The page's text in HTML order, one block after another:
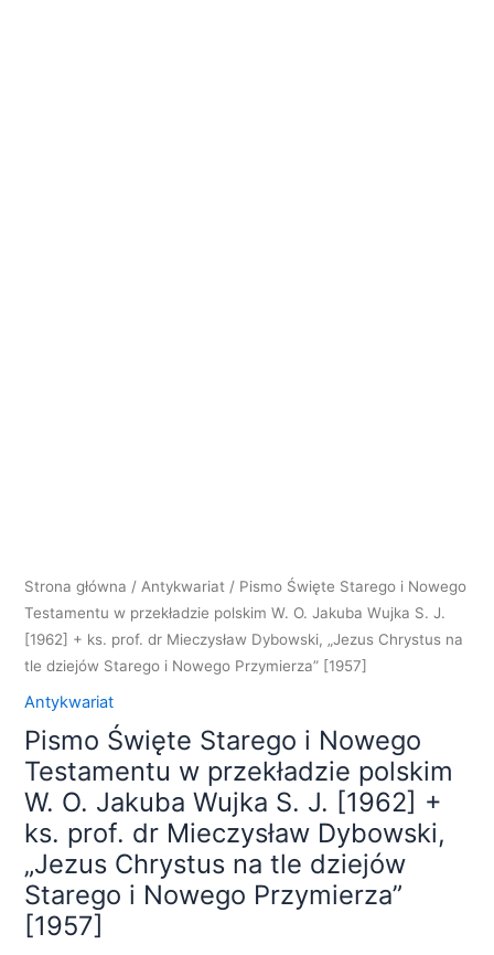
Strona główna / Antykwariat / Pismo Święte Starego i Nowego
Testamentu w przekładzie polskim W. O. Jakuba Wujka S. J.
[1962] + ks. prof. dr Mieczysław Dybowski, „Jezus Chrystus na
tle dziejów Starego i Nowego Przymierza” [1957]
Antykwariat
Pismo Święte Starego i Nowego
Testamentu w przekładzie polskim
W. O. Jakuba Wujka S. J. [1962] +
ks. prof. dr Mieczysław Dybowski,
„Jezus Chrystus na tle dziejów
Starego i Nowego Przymierza”
[1957]